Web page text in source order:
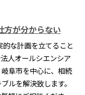
方が分からない
な計画を立てること
人オールシエンシア
阜市を中心に、相続
ルを解決致します。